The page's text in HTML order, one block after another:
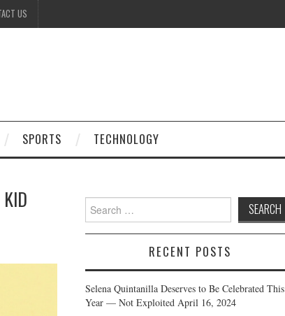
US
SPORTS TECHNOLOGY
Search
for:
RECENT POSTS
Selena Quintanilla Deserves to Be Celebrated This
Year — Not Exploited April 16, 2024